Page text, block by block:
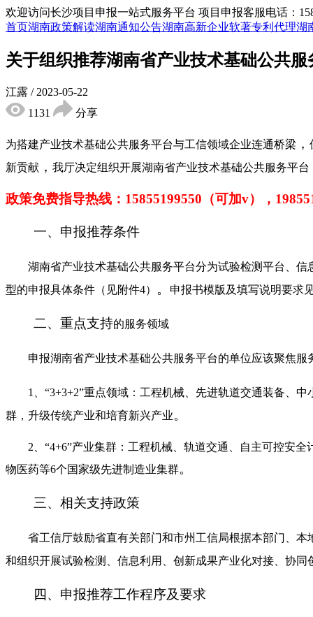
欢迎访问长沙项目申报一站式服务平台 项目申报客服电话：
首页湖南政策解读湖南通知公告湖南高新企业软著专利代理湖
关于组织推荐湖南省产业技术基础公共
江露 / 2023-05-22
1131
分享
为搭建产业技术基础公共服务平台与工信领域企业连通桥梁 ，
新贡献 ， 我厅决定组织开展湖南省产业技术基础公共服务平
政策免费指导热线： 15855199550（可加v），
一、申报推荐条件
湖南省产业技术基础公共服务平台分为试验检测平台、信
型的申报具体条件（见附件4）
。 申报书模版及填写说明要求
二、重点支持的服务领域
申报湖南省产业技术基础公共服务平台的单位应该聚焦服
1、“3+3+2”重点领域：工程机械、先进轨道交通装备、中
群，升级传统产业和培育新兴产业。
2、“4+6”产业集群：工程机械、轨道交通、自主可控安全
物医药等6个国家级先进制造业集群。
三、相关支持政策
省工信厅鼓励省直有关部门和市州工信局根据本部门、本
和组织开展试验检测、信息利用、创新成果产业化对接、协同
四、申报推荐工作程序及要求